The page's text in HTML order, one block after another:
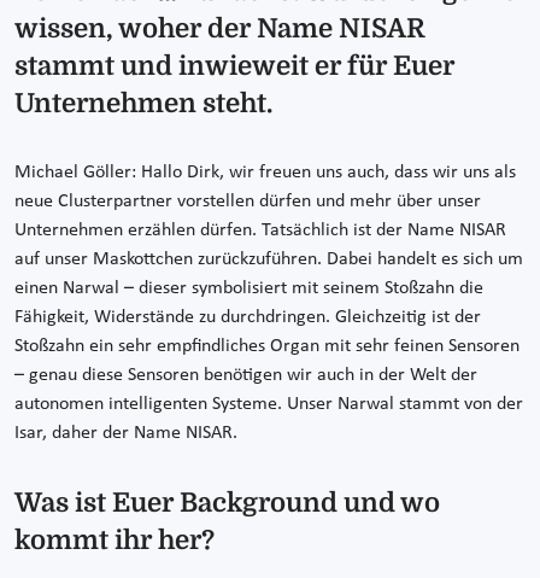
wissen, woher der Name NISAR
stammt und inwieweit er für Euer
Unternehmen steht.
Michael Göller: Hallo Dirk, wir freuen uns auch, dass wir uns als
neue Clusterpartner vorstellen dürfen und mehr über unser
Unternehmen erzählen dürfen. Tatsächlich ist der Name NISAR
auf unser Maskottchen zurückzuführen. Dabei handelt es sich um
einen Narwal – dieser symbolisiert mit seinem Stoßzahn die
Fähigkeit, Widerstände zu durchdringen. Gleichzeitig ist der
Stoßzahn ein sehr empfindliches Organ mit sehr feinen Sensoren
– genau diese Sensoren benötigen wir auch in der Welt der
autonomen intelligenten Systeme. Unser Narwal stammt von der
Isar, daher der Name NISAR.
Was ist Euer Background und wo
kommt ihr her?